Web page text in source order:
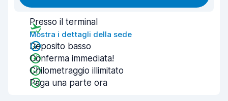
Presso il terminal
Mostra i dettagli della sede
Deposito basso
Conferma immediata!
Chilometraggio illimitato
Paga una parte ora